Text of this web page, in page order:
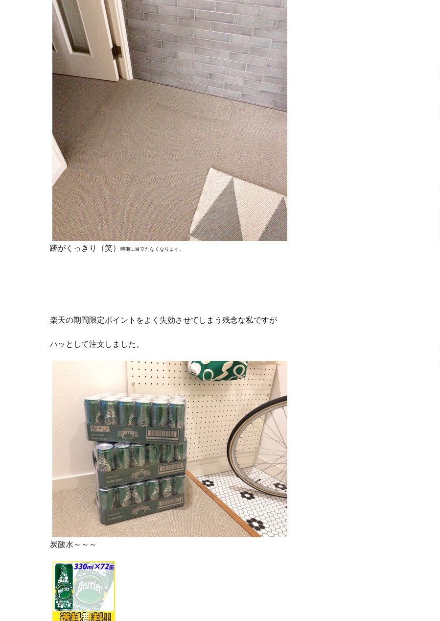
跡がくっきり（笑） 時期に目立たなくなります。
楽天の期間限定ポイントをよく失効させてしまう残念な私ですが
ハッとして注文しました。
炭酸水～～～